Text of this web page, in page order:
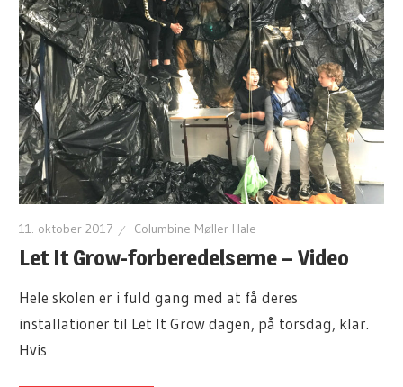
11. oktober 2017 Columbine Møller Hale
Let It Grow-forberedelserne – Video
Hele skolen er i fuld gang med at få deres
installationer til Let It Grow dagen, på torsdag, klar.
Hvis